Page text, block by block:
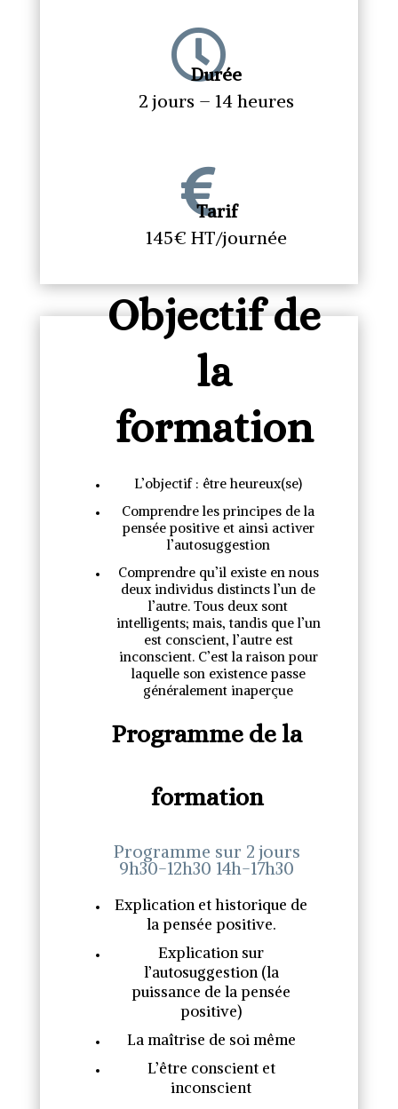

Durée
2 jours – 14 heures

Tarif
145€ HT/journée
Objectif de
la
formation
L’objectif : être heureux(se)
Comprendre les principes de la
pensée positive et ainsi activer
l’autosuggestion
Comprendre qu’il existe en nous
deux individus distincts l’un de
l’autre. Tous deux sont
intelligents; mais, tandis que l’un
est conscient, l’autre est
inconscient. C’est la raison pour
laquelle son existence passe
généralement inaperçue
Programme de la
formation
Programme sur 2 jours
9h30-12h30 14h-17h30
Explication et historique de
la pensée positive.
Explication sur
l’autosuggestion (la
puissance de la pensée
positive)
La maîtrise de soi même
L’être conscient et
inconscient